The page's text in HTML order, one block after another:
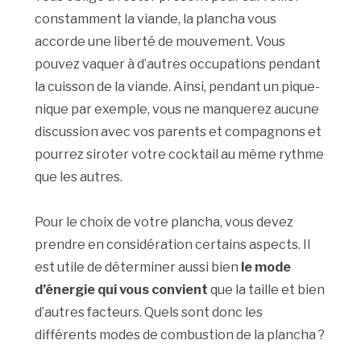
constamment la viande, la plancha vous
accorde une liberté de mouvement. Vous
pouvez vaquer à d’autres occupations pendant
la cuisson de la viande. Ainsi, pendant un pique-
nique par exemple, vous ne manquerez aucune
discussion avec vos parents et compagnons et
pourrez siroter votre cocktail au même rythme
que les autres.
Pour le choix de votre plancha, vous devez
prendre en considération certains aspects. Il
est utile de déterminer aussi bien le mode
d’énergie qui vous convient que la taille et bien
d’autres facteurs. Quels sont donc les
différents modes de combustion de la plancha ?